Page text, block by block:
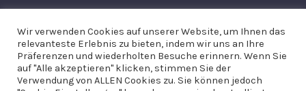
IMPRESSUM
Wir verwenden Cookies auf unserer Website, um Ihnen das
relevanteste Erlebnis zu bieten, indem wir uns an Ihre
Präferenzen und wiederholten Besuche erinnern. Wenn Sie
auf "Alle akzeptieren" klicken, stimmen Sie der
Verwendung von ALLEN Cookies zu. Sie können jedoch